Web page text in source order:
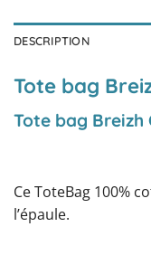
DESCRIPTION
Tote bag
Tote bag Breizh
Ce ToteBag 100%
l’épaule.